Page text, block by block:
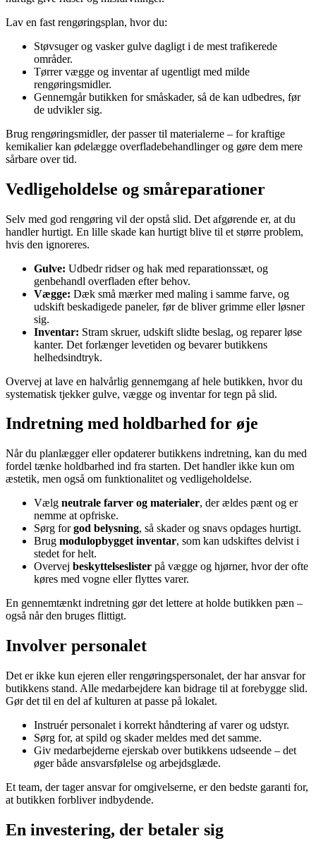
Lav en fast rengøringsplan, hvor du:
Støvsuger og vasker gulve dagligt i de mest trafikerede
områder.
Tørrer vægge og inventar af ugentligt med milde
rengøringsmidler.
Gennemgår butikken for småskader, så de kan udbedres, før
de udvikler sig.
Brug rengøringsmidler, der passer til materialerne – for kraftige
kemikalier kan ødelægge overfladebehandlinger og gøre dem mere
sårbare over tid.
Vedligeholdelse og småreparationer
Selv med god rengøring vil der opstå slid. Det afgørende er, at du
handler hurtigt. En lille skade kan hurtigt blive til et større problem,
hvis den ignoreres.
Gulve: Udbedr ridser og hak med reparationssæt, og
genbehandl overfladen efter behov.
Vægge: Dæk små mærker med maling i samme farve, og
udskift beskadigede paneler, før de bliver grimme eller løsner
sig.
Inventar: Stram skruer, udskift slidte beslag, og reparer løse
kanter. Det forlænger levetiden og bevarer butikkens
helhedsindtryk.
Overvej at lave en halvårlig gennemgang af hele butikken, hvor du
systematisk tjekker gulve, vægge og inventar for tegn på slid.
Indretning med holdbarhed for øje
Når du planlægger eller opdaterer butikkens indretning, kan du med
fordel tænke holdbarhed ind fra starten. Det handler ikke kun om
æstetik, men også om funktionalitet og vedligeholdelse.
Vælg neutrale farver og materialer, der ældes pænt og er
nemme at opfriske.
Sørg forgod belysning, så skader og snavs opdages hurtigt.
Brug modulopbygget inventar, som kan udskiftes delvist i
stedet for helt.
Overvej beskyttelseslister på vægge og hjørner, hvor der ofte
køres med vogne eller flyttes varer.
En gennemtænkt indretning gør det lettere at holde butikken pæn –
også når den bruges flittigt.
Involver personalet
Det er ikke kun ejeren eller rengøringspersonalet, der har ansvar for
butikkens stand. Alle medarbejdere kan bidrage til at forebygge slid.
Gør det til en del af kulturen at passe på lokalet.
Instruér personalet i korrekt håndtering af varer og udstyr.
Sørg for, at spild og skader meldes med det samme.
Giv medarbejderne ejerskab over butikkens udseende – det
øger både ansvarsfølelse og arbejdsglæde.
Et team, der tager ansvar for omgivelserne, er den bedste garanti for,
at butikken forbliver indbydende.
En investering, der betaler sig